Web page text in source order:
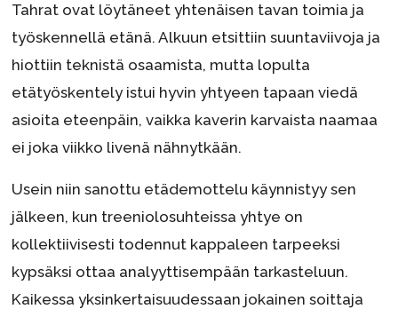
Tahrat ovat löytäneet yhtenäisen tavan toimia ja
työskennellä etänä. Alkuun etsittiin suuntaviivoja ja
hiottiin teknistä osaamista, mutta lopulta
etätyöskentely istui hyvin yhtyeen tapaan viedä
asioita eteenpäin, vaikka kaverin karvaista naamaa
ei joka viikko livenä nähnytkään.
Usein niin sanottu etädemottelu käynnistyy sen
jälkeen, kun treeniolosuhteissa yhtye on
kollektiivisesti todennut kappaleen tarpeeksi
kypsäksi ottaa analyyttisempään tarkasteluun.
Kaikessa yksinkertaisuudessaan jokainen soittaja